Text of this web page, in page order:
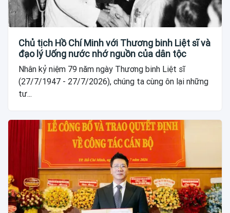
Chủ tịch Hồ Chí Minh với Thương binh Liệt sĩ và
đạo lý Uống nước nhớ nguồn của dân tộc
Nhân kỷ niệm 79 năm ngày Thương binh Liệt sĩ
(27/7/1947 - 27/7/2026), chúng ta cùng ôn lại những
tư...